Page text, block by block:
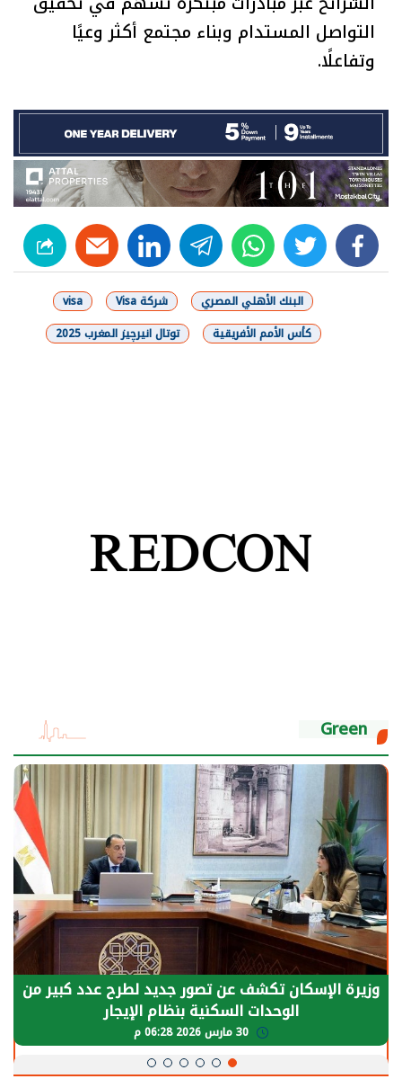
التواصل المستدام وبناء مجتمع أكثر وعيًا
وتفاعلًا.
facebook
twitter
whats
telegram
linkedin
البنك الأهلي المصري شركة Visa
visa
كأس الأمم الأفريقية
توتال انيرچيز المغرب 2025
Green
وزيرة الإسكان تكشف عن تصور جديد لطرح عدد كبير من
الوحدات السكنية بنظام الإيجار